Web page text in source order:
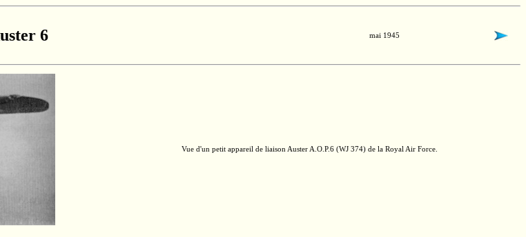
6 mai 1945
Vue d'un petit appareil de liaison Auster A.O.P.6 (WJ 374) de la Royal Air Force.